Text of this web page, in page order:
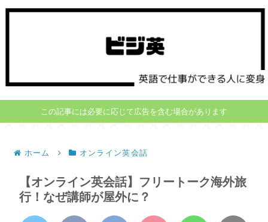
この記事には必要に応じて広告を含む場合があります
ホーム オンライン英会話
【オンライン英会話】フリートーク海外旅
行！なぜ講師が屋外に？